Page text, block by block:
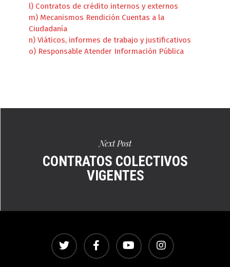
l) Contratos de crédito internos y externos
m) Mecanismos Rendición Cuentas a la
Ciudadanía
n) Viáticos, informes de trabajo y justificativos
o) Responsable Atender Información Pública
Next Post
CONTRATOS COLECTIVOS
VIGENTES